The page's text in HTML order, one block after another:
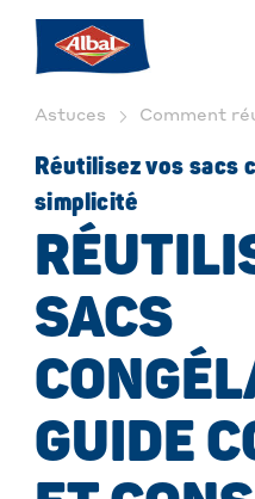
Astuces Comment
Réutilisez vos sacs
simplicité
SACS
GUIDE